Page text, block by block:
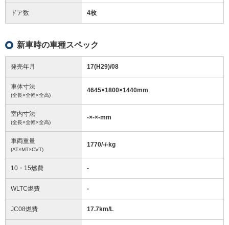
ドア数 4枚
新車時の車種スペック
発売年月 17(H29)/08
車体寸法
(全長×全幅×全高)
4645×1800×1440mm
室内寸法
(全長×全幅×全高)
-×-×-mm
車両重量
(AT×MT×CVT)
1770/-/-kg
10・15燃費 -
WLTC燃費 -
JC08燃費 17.7km/L